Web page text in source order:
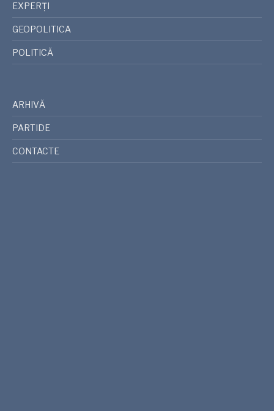
EXPERȚI
GEOPOLITICA
POLITICĂ
ARHIVĂ
PARTIDE
CONTACTE